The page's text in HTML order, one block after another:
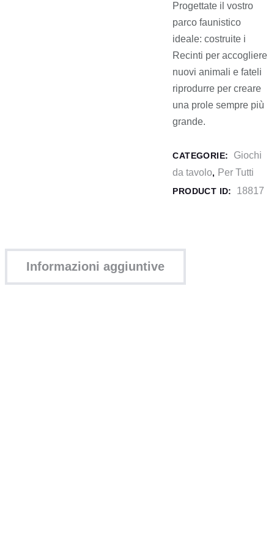
Progettate il vostro
parco faunistico
ideale: costruite i
Recinti per accogliere
nuovi animali e fateli
riprodurre per creare
una prole sempre più
grande.
CATEGORIE:
Giochi
da tavolo, Per Tutti
PRODUCT ID: 18817
Informazioni aggiuntive